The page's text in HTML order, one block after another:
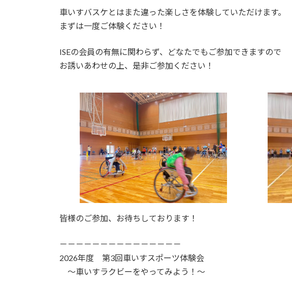
車いすバスケとはまた違った楽しさを体験していただけます。
まずは一度ご体験ください！
ISEの会員の有無に関わらず、どなたでもご参加できますので
お誘いあわせの上、是非ご参加ください！
皆様のご参加、お待ちしております！
－－－－－－－－－－－－－－－
2026年度 第3回車いすスポーツ体験会
～車いすラクビーをやってみよう！～